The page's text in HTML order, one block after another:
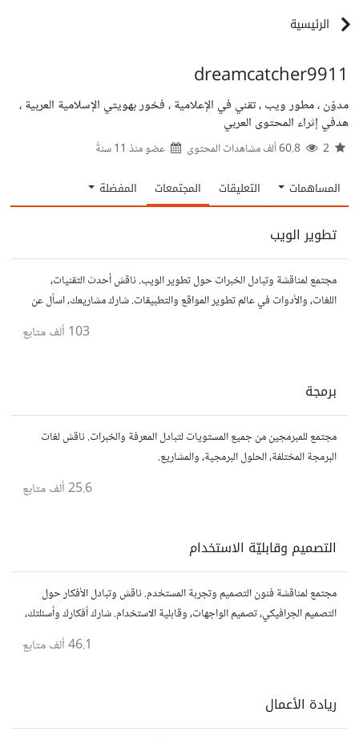
الرئيسية
dreamcatcher9911
مدوّن ، مطور ويب ، تقني في الإعلامية ، فخور بهويتي الإسلامية العربية ،
هدفي إثراء المحتوى العربي
عضو منذ 11 سنةً
المساهمات التعليقات المجتمعات المفضلة
تطوير الويب
مجتمع لمناقشة وتبادل الخبرات حول تطوير الويب. ناقش أحدث التقنيات،
اللغات، والأدوات في عالم تطوير المواقع والتطبيقات. شارك مشاريعك، اسأل عن
103 ألف متابع
برمجة
مجتمع للمبرمجين من جميع المستويات لتبادل المعرفة والخبرات. ناقش لغات
البرمجة المختلفة، الحلول البرمجية، والمشاريع.
25.6 ألف متابع
التصميم وقابليّة الاستخدام
مجتمع لمناقشة فنون التصميم وتجربة المستخدم. ناقش وتبادل الأفكار حول
التصميم الجرافيكي، تصميم الواجهات، وقابلية الاستخدام. شارك أفكارك وأسئلتك،
وتواصل مع مصممين ومتخصصين في تحسين تجربة المستخدم.
46.1 ألف متابع
ريادة الأعمال